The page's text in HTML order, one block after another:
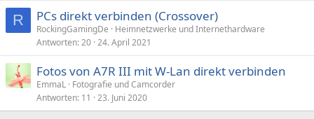
R PCs direkt verbinden (Crossover)
RockingGamingDe
Heimnetzwerke und Internethardware
Antworten 20 24. April 2021
Fotos von A7R III mit W-Lan direkt verbinden
EmmaL Fotografie und Camcorder
Antworten 11 23. Juni 2020